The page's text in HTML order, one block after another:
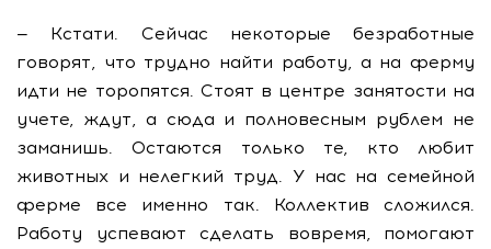
— Кстати. Сейчас некоторые безработные
говорят, что трудно найти работу, а на ферму
идти не торопятся. Стоят в центре занятости на
учете, ждут, а сюда и полновесным рублем не
заманишь. Остаются только те, кто любит
животных и нелегкий труд. У нас на семейной
ферме все именно так. Коллектив сложился.
Работу успевают сделать вовремя, помогают